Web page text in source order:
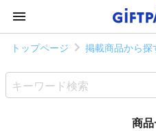
トップページ 掲載商品から探
商